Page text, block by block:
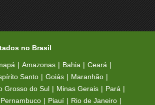
no Brasil
Amazonas Bahia
Ceará
Santo Goiás
Maranhão
Grosso do Sul Minas Gerais
Pará
Pernambuco Piauí Rio de Janeiro